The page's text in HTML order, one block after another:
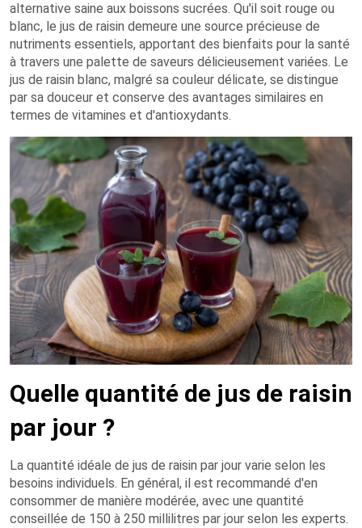
alternative saine aux boissons sucrées. Qu'il soit rouge ou
blanc, le jus de raisin demeure une source précieuse de
nutriments essentiels, apportant des bienfaits pour la santé
à travers une palette de saveurs délicieusement variées. Le
jus de raisin blanc, malgré sa couleur délicate, se distingue
par sa douceur et conserve des avantages similaires en
termes de vitamines et d'antioxydants.
Quelle quantité de jus de raisin
par jour ?
La quantité idéale de jus de raisin par jour varie selon les
besoins individuels. En général, il est recommandé d'en
consommer de manière modérée, avec une quantité
conseillée de 150 à 250 millilitres par jour selon les experts.